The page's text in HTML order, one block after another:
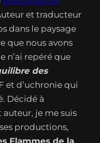
et traducteur
dans le paysage
que nous avons
n’ai repéré que
des
et d’uchronie qui
Décidé à
je me suis
productions,